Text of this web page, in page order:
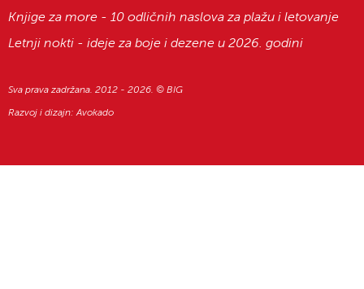
Knjige za more - 10 odličnih naslova za plažu i letovanje
Letnji nokti - ideje za boje i dezene u 2026. godini
Sva prava zadržana. 2012 - 2026. © BIG
Razvoj i dizajn: Avokado